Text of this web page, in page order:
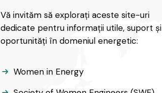
Vă invităm să explorați aceste site-uri
dedicate pentru informații utile, suport și
oportunități în domeniul energetic:
Women in Energy